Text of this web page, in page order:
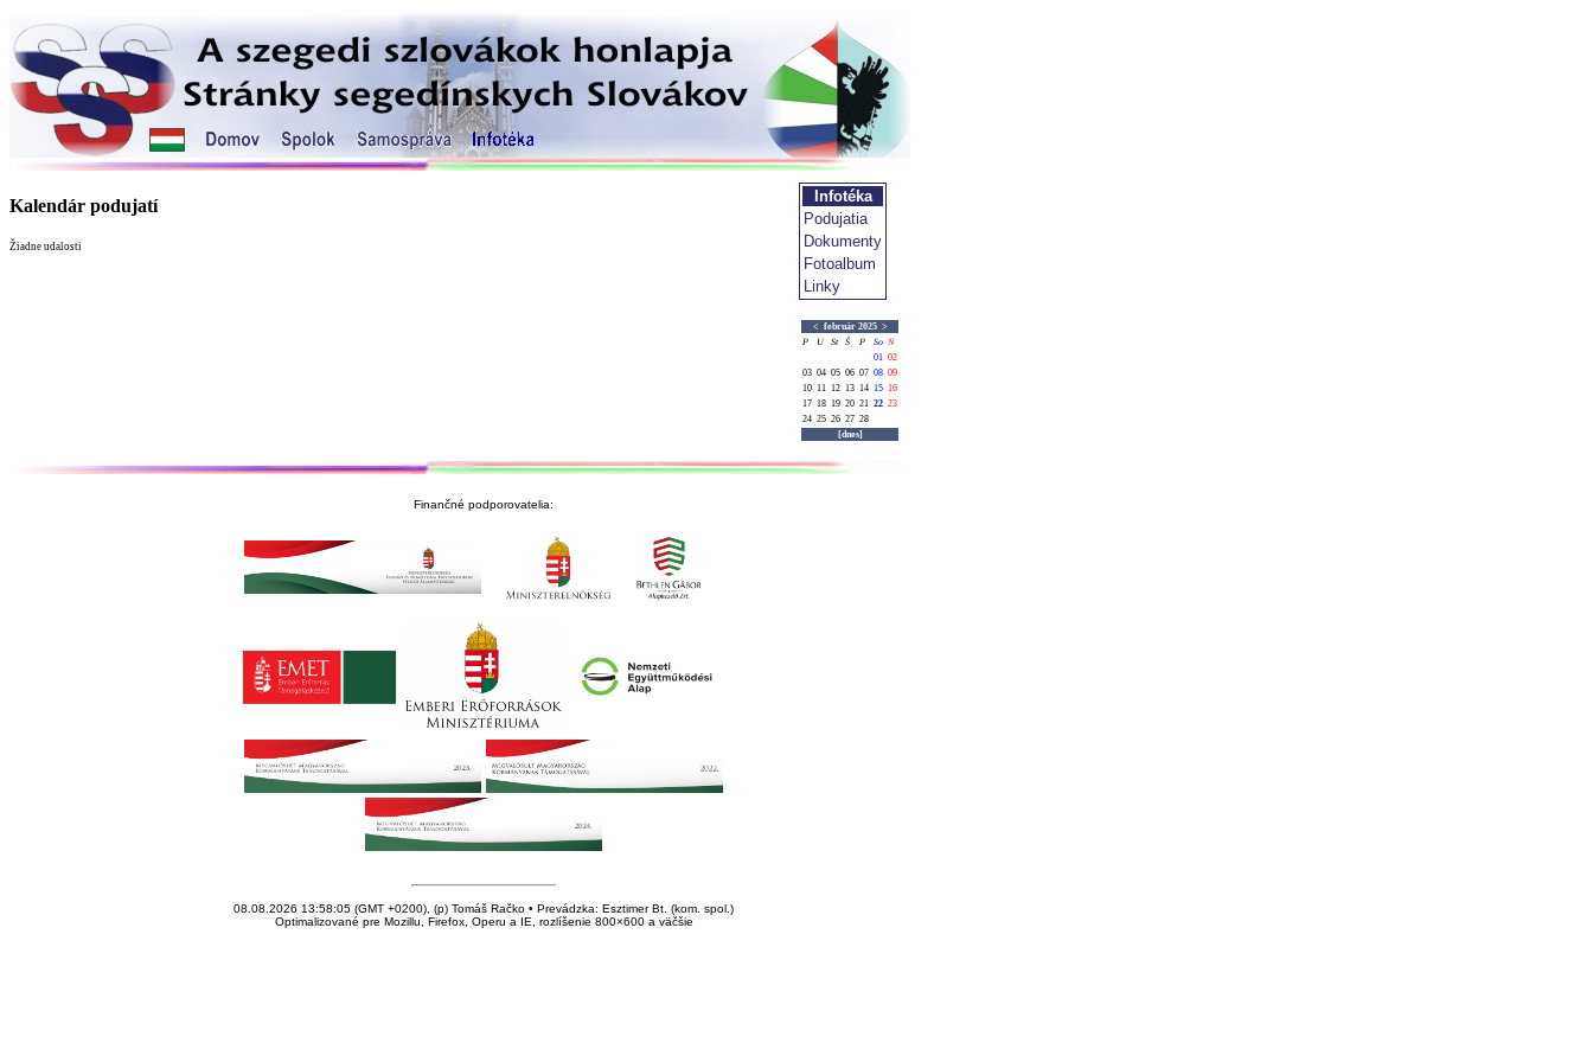
Kalendár podujatí
Žiadne udalosti
Infotéka
Podujatia
Dokumenty
Fotoalbum
Linky
< február 2025 >
P
U St Š P So N
01 02
03 04 05 06 07 08 09
10 11 12 13 14 15 16
17 18 19 20 21 22 23
24 25 26 27 28
[dnes]
Finančné podporovatelia:
08.08.2026 13:58:05 (GMT +0200), (p) Tomáš Račko • Prevádzka: Esztimer Bt. (kom. spol.)
Optimalizované pre Mozillu, Firefox, Operu a IE, rozlíšenie 800×600 a väčšie